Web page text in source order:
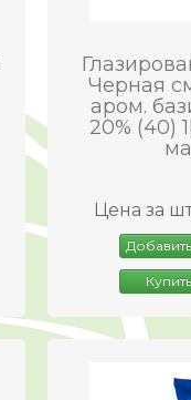
Черная
аром.
20% (40)
Цена за